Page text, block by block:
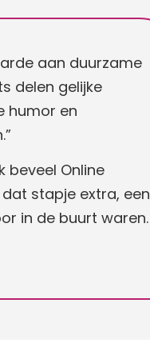
aan duurzame
delen gelijke
humor en
.”
beveel Online
stapje extra, een
in de buurt waren.